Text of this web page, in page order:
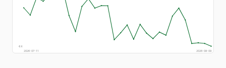
€4
2026-07-11
2026-08-09